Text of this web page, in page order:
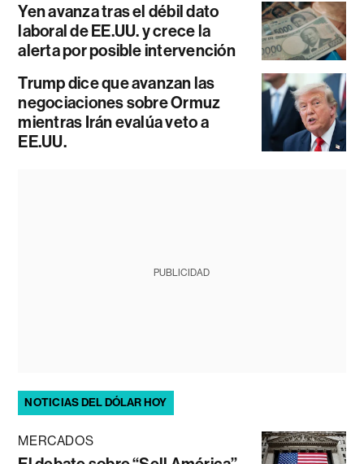
Yen avanza tras el débil dato
laboral de EE.UU. y crece la
alerta por posible intervención
Trump dice que avanzan las
negociaciones sobre Ormuz
mientras Irán evalúa veto a
EE.UU.
PUBLICIDAD
NOTICIAS DEL DÓLAR HOY
MERCADOS